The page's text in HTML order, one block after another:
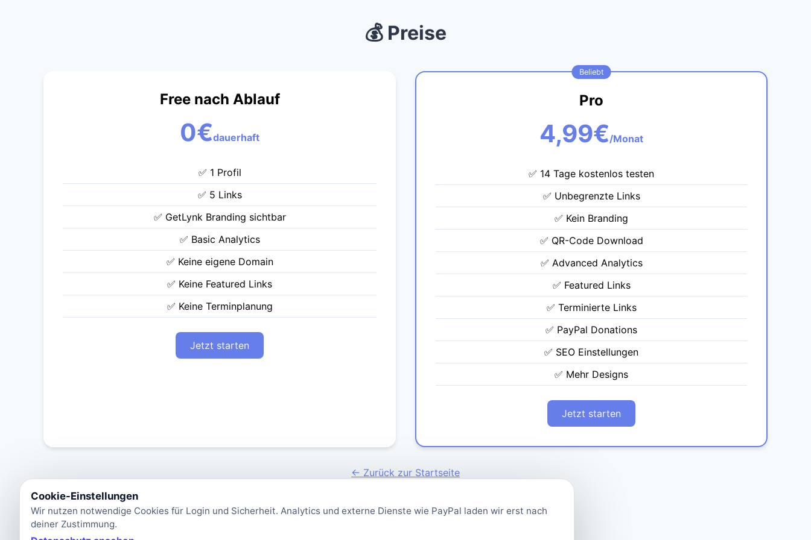
💰 Preise
Free nach Ablauf
0€dauerhaft
✅ 1 Profil
✅ 5 Links
✅ GetLynk Branding sichtbar
✅ Basic Analytics
✅ Keine eigene Domain
✅ Keine Featured Links
✅ Keine Terminplanung
Jetzt starten
Beliebt
Pro
4,99€/Monat
✅ 14 Tage kostenlos testen
✅ Unbegrenzte Links
✅ Kein Branding
✅ QR-Code Download
✅ Advanced Analytics
✅ Featured Links
✅ Terminierte Links
✅ PayPal Donations
✅ SEO Einstellungen
✅ Mehr Designs
Jetzt starten
← Zurück zur Startseite
Cookie-Einstellungen
Wir nutzen notwendige Cookies für Login und Sicherheit. Analytics und externe Dienste wie PayPal laden wir erst nach
deiner Zustimmung.